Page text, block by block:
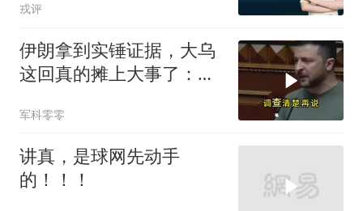
戎评
伊朗拿到实锤证据，大乌
这回真的摊上大事了：私
军科零零
讲真，是球网先动手
的！！！